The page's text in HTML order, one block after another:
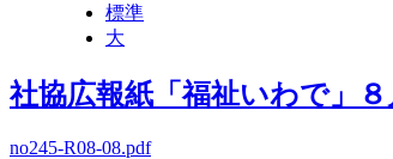
標準
大
社協広報紙「福祉いわで」
no245-R08-08.pdf